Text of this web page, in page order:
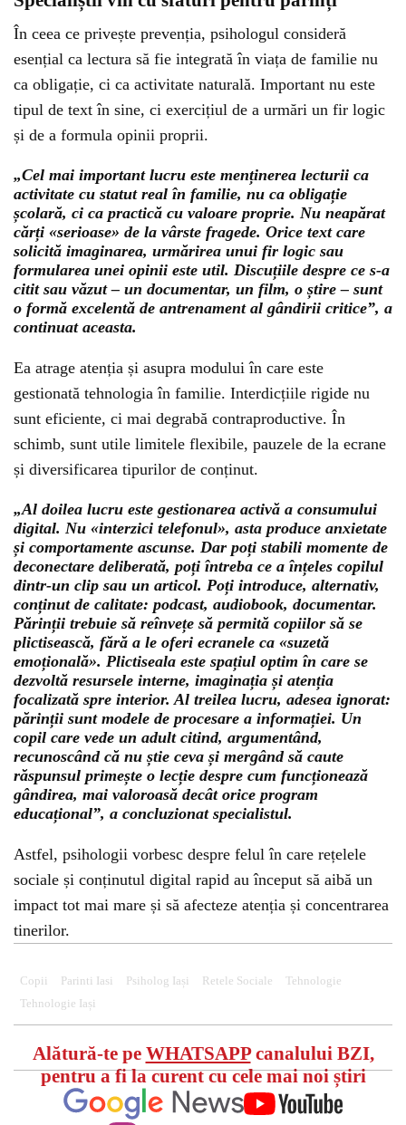
În ceea ce privește prevenția, psihologul consideră
esențial ca lectura să fie integrată în viața de familie nu
ca obligație, ci ca activitate naturală. Important nu este
tipul de text în sine, ci exercițiul de a urmări un fir logic
și de a formula opinii proprii.
„Cel mai important lucru este menținerea lecturii ca
activitate cu statut real în familie, nu ca obligație
școlară, ci ca practică cu valoare proprie. Nu neapărat
cărți «serioase» de la vârste fragede. Orice text care
solicită imaginarea, urmărirea unui fir logic sau
formularea unei opinii este util. Discuțiile despre ce s-a
citit sau văzut – un documentar, un film, o știre – sunt
o formă excelentă de antrenament al gândirii critice”, a
continuat aceasta.
Ea atrage atenția și asupra modului în care este
gestionată tehnologia în familie. Interdicțiile rigide nu
sunt eficiente, ci mai degrabă contraproductive. În
schimb, sunt utile limitele flexibile, pauzele de la ecrane
și diversificarea tipurilor de conținut.
„Al doilea lucru este gestionarea activă a consumului
digital. Nu «interzici telefonul», asta produce anxietate
și comportamente ascunse. Dar poți stabili momente de
deconectare deliberată, poți întreba ce a înțeles copilul
dintr-un clip sau un articol. Poți introduce, alternativ,
conținut de calitate: podcast, audiobook, documentar.
Părinții trebuie să reînvețe să permită copiilor să se
plictisească, fără a le oferi ecranele ca «suzetă
emoțională». Plictiseala este spațiul optim în care se
dezvoltă resursele interne, imaginația și atenția
focalizată spre interior. Al treilea lucru, adesea ignorat:
părinții sunt modele de procesare a informației. Un
copil care vede un adult citind, argumentând,
recunoscând că nu știe ceva și mergând să caute
răspunsul primește o lecție despre cum funcționează
gândirea, mai valoroasă decât orice program
educațional”, a concluzionat specialistul.
Astfel, psihologii vorbesc despre felul în care rețelele
sociale și conținutul digital rapid au început să aibă un
impact tot mai mare și să afecteze atenția și concentrarea
tinerilor.
Copii Parinti Iasi Psiholog Iași Retele Sociale
Tehnologie
Tehnologie Iași
Alătură-te pe WHATSAPPcanalului BZI,
pentru a fi la curent cu cele mai noi știri